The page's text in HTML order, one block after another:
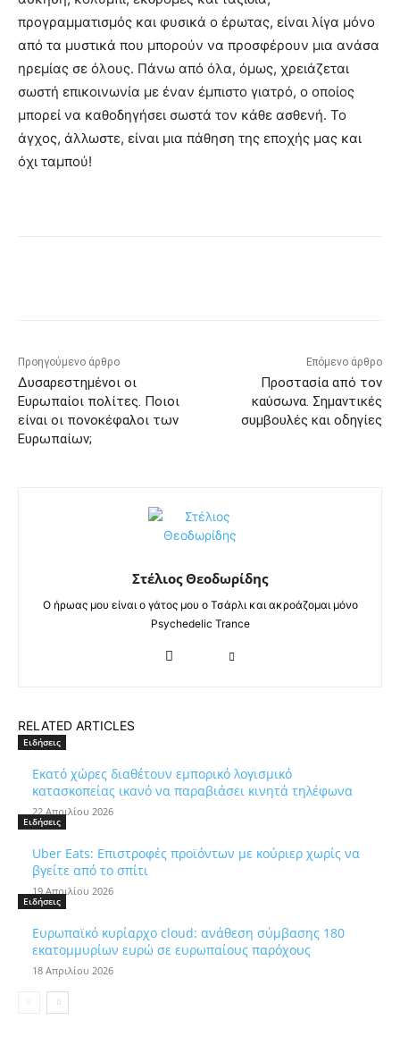
προγραμματισμός και φυσικά ο έρωτας, είναι λίγα μόνο
από τα μυστικά που μπορούν να προσφέρουν μια ανάσα
ηρεμίας σε όλους. Πάνω από όλα, όμως, χρειάζεται
σωστή επικοινωνία με έναν έμπιστο γιατρό, ο οποίος
μπορεί να καθοδηγήσει σωστά τον κάθε ασθενή. Το
άγχος, άλλωστε, είναι μια πάθηση της εποχής μας και
όχι ταμπού!
Προηγούμενο άρθρο
Δυσαρεστημένοι οι
Ευρωπαίοι πολίτες. Ποιοι
είναι οι πονοκέφαλοι των
Ευρωπαίων;
Επόμενο άρθρο
Προστασία από τον
καύσωνα. Σημαντικές
συμβουλές και οδηγίες
Στέλιος Θεοδωρίδης
Ο ήρωας μου είναι ο γάτος μου ο Τσάρλι και ακροάζομαι μόνο
Psychedelic Trance
RELATED ARTICLES
Ειδήσεις
Εκατό χώρες διαθέτουν εμπορικό λογισμικό
κατασκοπείας ικανό να παραβιάσει κινητά τηλέφωνα
22 Απριλίου 2026
Ειδήσεις
Uber Eats: Επιστροφές προϊόντων με κούριερ χωρίς να
βγείτε από το σπίτι
19 Απριλίου 2026
Ειδήσεις
Ευρωπαϊκό κυρίαρχο cloud: ανάθεση σύμβασης 180
εκατομμυρίων ευρώ σε ευρωπαίους παρόχους
18 Απριλίου 2026